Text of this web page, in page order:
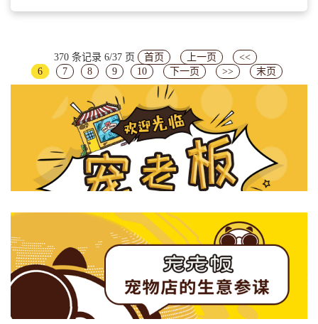
370 条记录 6/37 页 首页 上一页
<<
6
7 8 9 10 下一页 >> 末页